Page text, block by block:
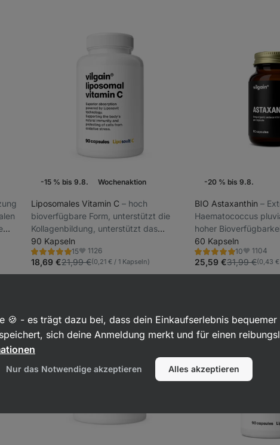
-15 % bis 9.8. Wochenaktion
Liposomales Vitamin C ⁠–⁠ hoch
bioverfügbare Form, unterstützt die
Kollagenbildung, unterstützt das
Immunsystem,
Nahrungsergänzungsmittel
90 Kapseln
15
Bewertung
5.0/5,
15
Rezensionen
Favoriten
1126
18,69 €21,99 €(0,21 € / 1 Kapseln)
-20 % bis 9.8.
BIO Astaxanthin ⁠–⁠
Haematococcus
hoher
60 Kapseln
10
Bewertung
4.9/5,
10
Rezensionen
Favoriten
1104
25,59 €31,99 €(0,43 €
🍪 - es trägt dazu bei, dass dein Einkaufserlebnis
sich deine Anmeldung merkt und für einen
Nur das Notwendige akzeptieren Alles akzeptieren